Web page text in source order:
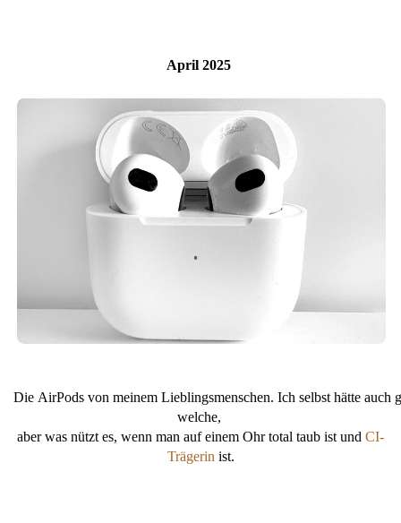
April 2025
Die AirPods von meinem Lieblingsmenschen. Ich selbst hätte auch
welche,
aber was nützt es, wenn man auf einem Ohr total taub ist und CI-
Trägerin ist.